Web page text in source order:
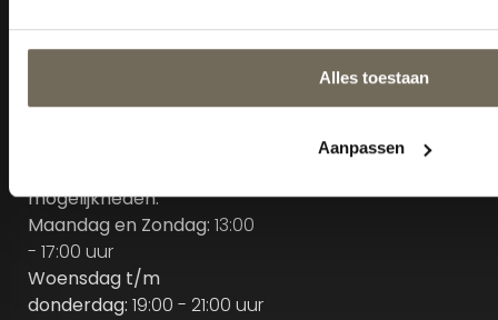
18:00 uur
mogelijkheden:
Maandag en Zondag: 13:00
- 17:00 uur
Woensdag t/m
donderdag: 19:00 - 21:00 uur